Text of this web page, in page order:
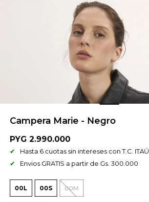
Campera Marie - Negro
PYG 2.990.000
Hasta 6 cuotas sin intereses con T.C. ITAÚ
Envios GRATIS a partir de Gs. 300.000
00L 00S 00M